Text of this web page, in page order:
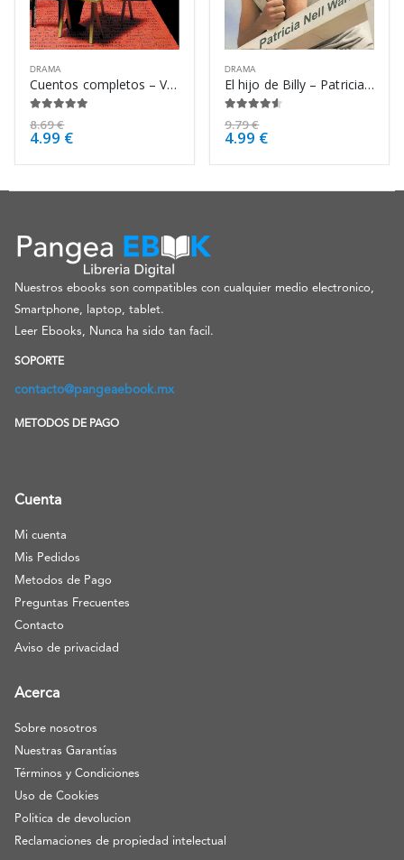
DRAMA
Cuentos completos – Vladimir Nabokov
8.69€
4.99 €
DRAMA
El hijo de Billy – Patricia Nell Warren
9.79€
4.99 €
Nuestros ebooks son compatibles con cualquier medio electronico,
Smartphone, laptop, tablet.
Leer Ebooks, Nunca ha sido tan facil.
SOPORTE
contacto@pangeaebook.mx
METODOS DE PAGO
Cuenta
Mi cuenta
Mis Pedidos
Metodos de Pago
Preguntas Frecuentes
Contacto
Aviso de privacidad
Acerca
Sobre nosotros
Nuestras Garantías
Términos y Condiciones
Uso de Cookies
Politica de devolucion
Reclamaciones de propiedad intelectual